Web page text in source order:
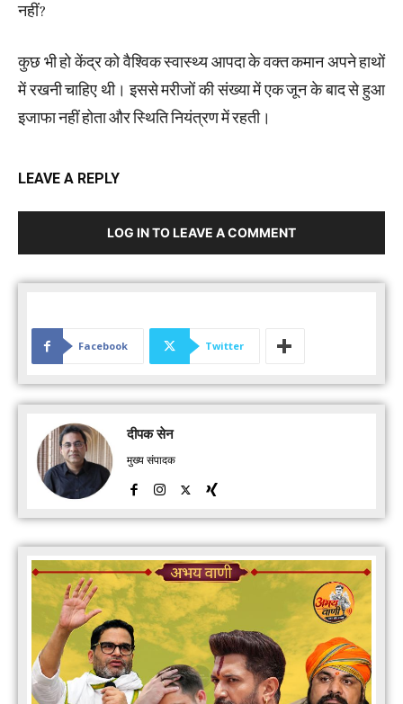
नहीं?
कुछ भी हो केंद्र को वैश्विक स्वास्थ्य आपदा के वक्त कमान अपने हाथों
में रखनी चाहिए थी। इससे मरीजों की संख्या में एक जून के बाद से हुआ
इजाफा नहीं होता और स्थिति नियंत्रण में रहती।
LEAVE A REPLY
LOG IN TO LEAVE A COMMENT
Facebook Twitter
दीपक सेन
मुख्य संपादक